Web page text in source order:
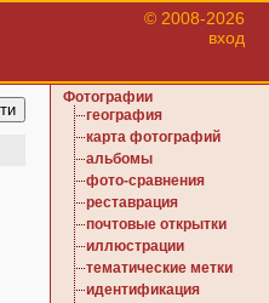
© 2008-2026
вход
Фотографии
география
карта фотографий
альбомы
фото-сравнения
реставрация
почтовые открытки
иллюстрации
тематические метки
идентификация